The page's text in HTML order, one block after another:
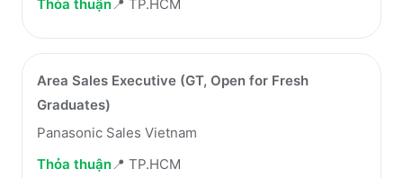
Thỏa thuận📍 TP.HCM
Area Sales Executive (GT, Open for Fresh
Graduates)
Panasonic Sales Vietnam
Thỏa thuận📍 TP.HCM